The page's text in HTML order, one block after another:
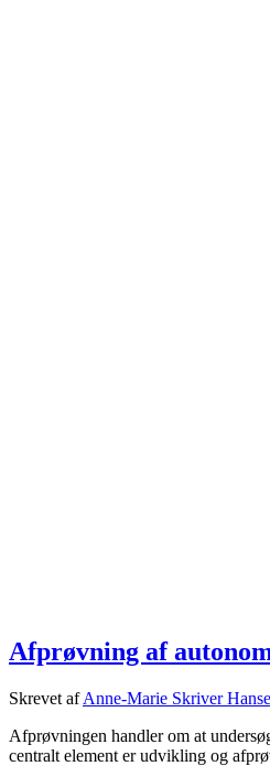
Afprøvning af
Skrevet afAnne-Marie Skriver
Afprøvningen handler om at
centralt element er udvikling og